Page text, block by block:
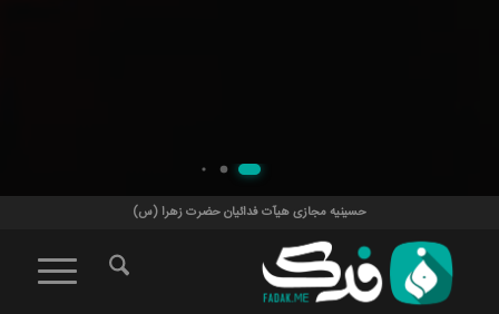
حسینیه مجازی هیآت فدائیان حضرت زهرا (س)